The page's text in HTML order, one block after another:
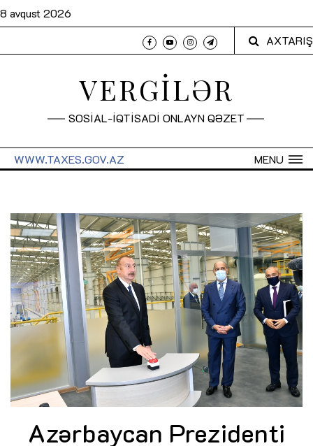
8 avqust 2026
AXTARIŞ
VERGİLƏR
SOSİAL-İQTİSADİ ONLAYN QƏZET
MENU
WWW.TAXES.GOV.AZ
Azərbaycan Prezidenti